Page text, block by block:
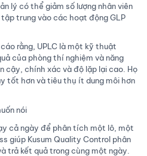
lý có thể giảm số lượng nhân viên
trung vào các hoạt động GLP
rằng, UPLC là một kỹ thuật
của phòng thí nghiệm và năng
cậy, chính xác và độ lặp lại cao. Họ
tốt hơn và tiêu thụ ít dung môi hơn
nói
cả ngày để phân tích một lô, một
giúp Kusum Quality Control phân
trả kết quả trong cùng một ngày.